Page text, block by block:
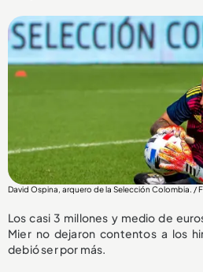
David Ospina, arquero de la Selección Colombia. /
Los casi 3 millones y medio de
Mier no dejaron contentos a los
debió ser por más.